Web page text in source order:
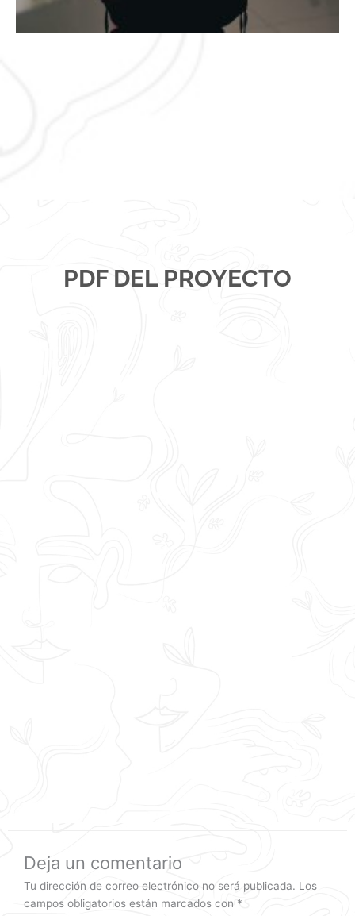
PDF DEL PROYECTO
Deja un comentario
Tu dirección de correo electrónico no será publicada. Los
campos obligatorios están marcados con *